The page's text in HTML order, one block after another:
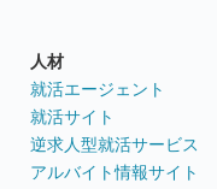
人材
就活エージェント
就活サイト
逆求人型就活サービス
アルバイト情報サイト